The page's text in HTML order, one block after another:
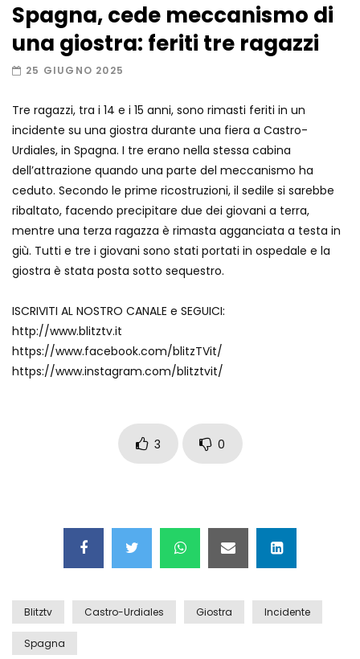
Amiocuggino fa saltare in aria il drone
Record di baci in 30 secondi
Due navi USA si scontrano in mare
Auto coperta dal letame dopo
incidente
Esplode cabina elettrica sotterranea
Grattacielo crolla per un incendio
Il gelo estremo crea un vulcano
Spagna, cede meccanismo di
una giostra: feriti tre ragazzi
25 GIUGNO 2025
Tre ragazzi, tra i 14 e i 15 anni, sono rimasti feriti in un
incidente su una giostra durante una fiera a Castro-
Urdiales, in Spagna. I tre erano nella stessa cabina
dell’attrazione quando una parte del meccanismo ha
ceduto. Secondo le prime ricostruzioni, il sedile si sarebbe
ribaltato, facendo precipitare due dei giovani a terra,
mentre una terza ragazza è rimasta agganciata a testa in
giù. Tutti e tre i giovani sono stati portati in ospedale e la
giostra è stata posta sotto sequestro.
ISCRIVITI AL NOSTRO CANALE e SEGUICI:
http://www.blitztv.it
https://www.facebook.com/blitzTVit/
https://www.instagram.com/blitztvit/
3 0
Blitztv Castro-Urdiales Giostra Incidente
Spagna